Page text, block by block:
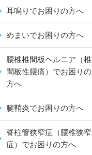
耳鳴りでお困りの方へ
めまいでお困りの方へ
腰椎椎間板ヘルニア（椎
間板性腰痛）でお困りの
方へ
腱鞘炎でお困りの方へ
脊柱管狭窄症（腰椎狭窄
症）でお困りの方へ